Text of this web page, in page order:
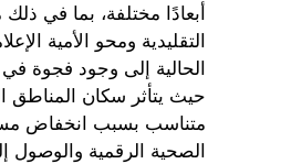
أبعادًا مختلفة، بما في ذلك
التقليدية ومحو الأمية
الحالية إلى وجود فجوة
حيث يتأثر سكان المناطق
متناسب بسبب انخفاض
الصحية الرقمية والوصول